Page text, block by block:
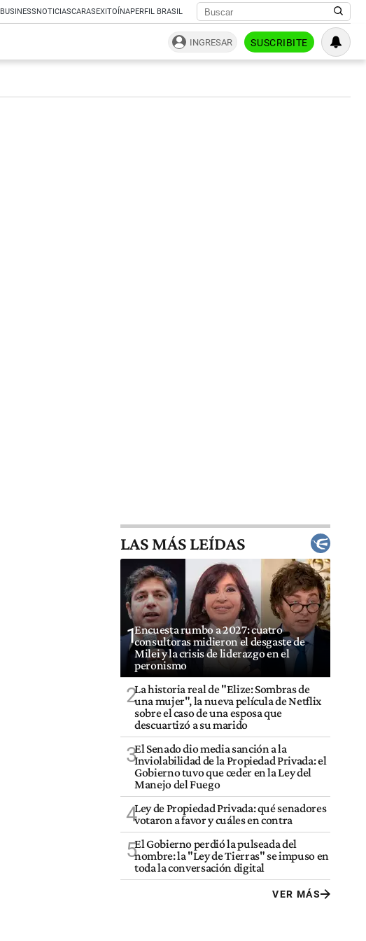
BUSINESSNOTICIASCARASEXITOÍNAPERFIL BRASIL
INGRESAR SUSCRIBITE
LAS MÁS LEÍDAS
1Encuesta rumbo a 2027: cuatro
consultoras midieron el desgaste de
Milei y la crisis de liderazgo en el
peronismo
2La historia real de "Elize: Sombras de
una mujer", la nueva película de Netflix
sobre el caso de una esposa que
descuartizó a su marido
3El Senado dio media sanción a la
Inviolabilidad de la Propiedad Privada: el
Gobierno tuvo que ceder en la Ley del
Manejo del Fuego
4Ley de Propiedad Privada: qué senadores
votaron a favor y cuáles en contra
5El Gobierno perdió la pulseada del
nombre: la "Ley de Tierras" se impuso en
toda la conversación digital
VER MÁS